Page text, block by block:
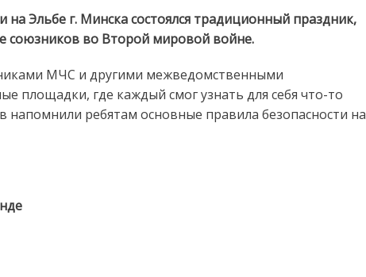
Эльбе г. Минска состоялся традиционный праздник,
союзников во Второй мировой войне.
МЧС и другими межведомственными
площадки, где каждый смог узнать для себя что-то
напомнили ребятам основные правила безопасности на